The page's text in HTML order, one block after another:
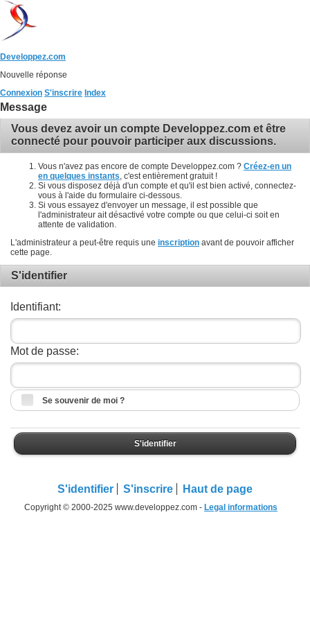
Developpez.com
Nouvelle réponse
Connexion S'inscrire Index
Message
Vous devez avoir un compte Developpez.com et être
connecté pour pouvoir participer aux discussions.
Vous n'avez pas encore de compte Developpez.com ? Créez-en un
en quelques instants , c'est entièrement gratuit !
Si vous disposez déjà d'un compte et qu'il est bien activé, connectez-
vous à l'aide du formulaire ci-dessous.
Si vous essayez d'envoyer un message, il est possible que
l'administrateur ait désactivé votre compte ou que celui-ci soit en
attente de validation.
L'administrateur a peut-être requis une inscription avant de pouvoir afficher
cette page.
S'identifier
Identifiant:
Mot de passe:
Se souvenir de moi ?
S'identifier
S'identifier S'inscrire Haut de page
Copyright © 2000-2025 www.developpez.com - Legal informations